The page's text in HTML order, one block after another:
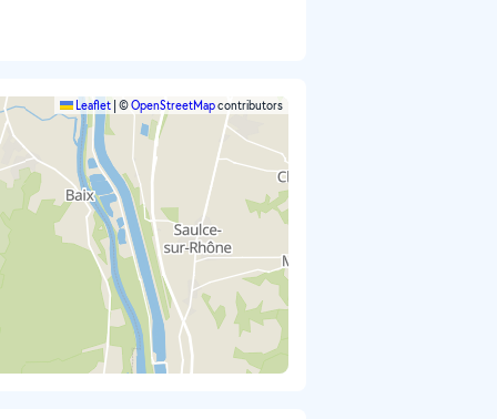
Leaflet ©OpenStreetMapcontributors